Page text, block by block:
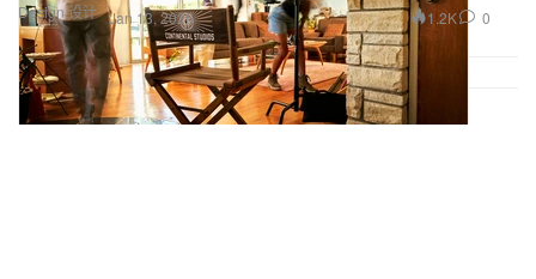
Design 设计 Jan 13, 2026 1.2K 0